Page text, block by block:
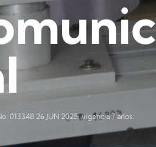
013348 26 JUN 2025, vigencia 7 años.